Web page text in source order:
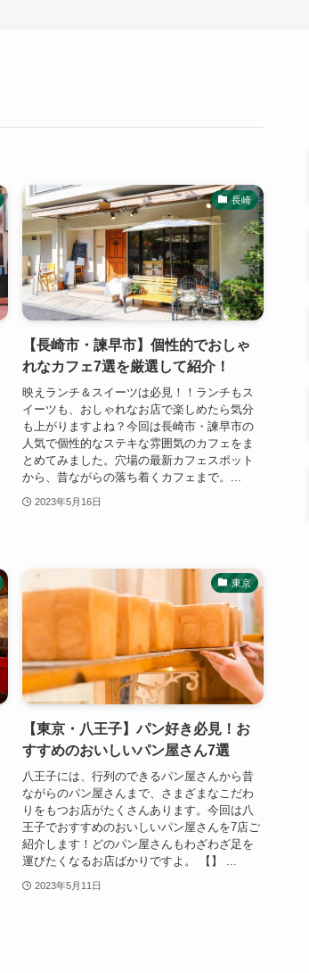
長崎
【長崎市・諫早市】個性的でおしゃ
れなカフェ7選を厳選して紹介！
映えランチ＆スイーツは必見！！ランチもス
イーツも、おしゃれなお店で楽しめたら気分
も上がりますよね？今回は長崎市・諫早市の
人気で個性的なステキな雰囲気のカフェをま
とめてみました。穴場の最新カフェスポット
から、昔ながらの落ち着くカフェまで。...
2023年5月16日
東京
【東京・八王子】パン好き必見！お
すすめのおいしいパン屋さん7選
八王子には、行列のできるパン屋さんから昔
ながらのパン屋さんまで、さまざまなこだわ
りをもつお店がたくさんあります。今回は八
王子でおすすめのおいしいパン屋さんを7店ご
紹介します！どのパン屋さんもわざわざ足を
運びたくなるお店ばかりですよ。 【】 ...
2023年5月11日